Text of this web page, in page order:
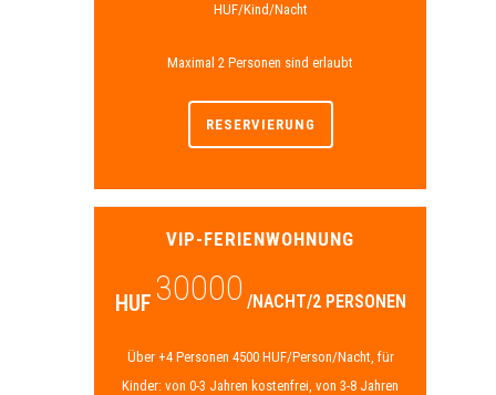
HUF/Kind/Nacht
Maximal 2 Personen sind erlaubt
RESERVIERUNG
VIP-FERIENWOHNUNG
HUF 30000 /NACHT/2 PERSONEN
Über +4 Personen 4500 HUF/Person/Nacht, für
Kinder: von 0-3 Jahren kostenfrei, von 3-8 Jahren